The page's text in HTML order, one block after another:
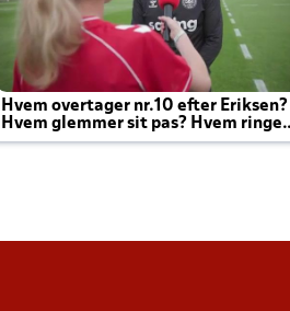
Hvem overtager nr.10 efter Eriksen?
Hvem glemmer sit pas? Hvem ringer
Joachim altid til efter kampe?